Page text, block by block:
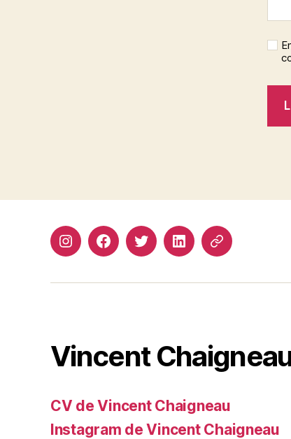
InstagramFacebookTwitterLinkedinSite
Vincent
CV de Vincent Chaigneau
Instagram de Vincent Chaigneau